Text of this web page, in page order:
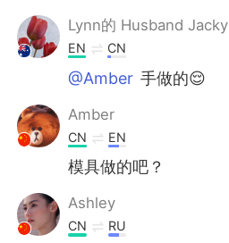
Lynn的 Husband Jacky
EN CN
@Amber 手做的😌
Amber
CN EN
模具做的吧？
Ashley
CN RU